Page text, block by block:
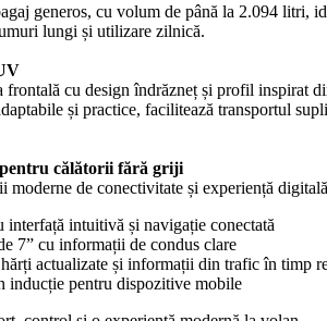
generos, cu volum de până la 2.094 litri,
lungi și utilizare zilnică.
frontală cu design îndrăzneț și profil inspirat
și practice, facilitează transportul
pentru călătorii fără griji
moderne de conectivitate și experiență digitală
interfață intuitivă și navigație conectată
7” cu informații de condus clare
actualizate și informații din trafic în timp
inducție pentru dispozitive mobile